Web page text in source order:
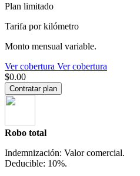
Plan limitado
Tarifa por kilómetro
Monto mensual variable.
Ver cobertura Ver cobertura
$0.00
Contratar plan
Robo total
Indemnización: Valor comercial.
Deducible: 10%.